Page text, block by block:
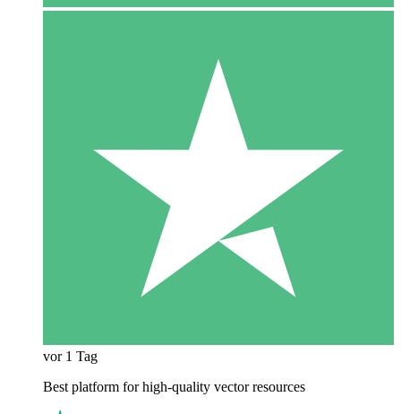
vor 1 Tag
Best platform for high-quality vector resources